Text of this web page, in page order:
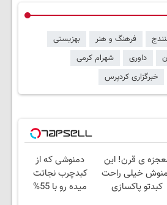
فرهنگ و هنر
بهزیستی
داوری
شهرام کرمی
خبرگزاری کردپرس
ی قرن! این
خیلی راحت
کبدتو پاکسازی
دمنوشی که از
کبدچرب نجاتت
میده رو با 55%